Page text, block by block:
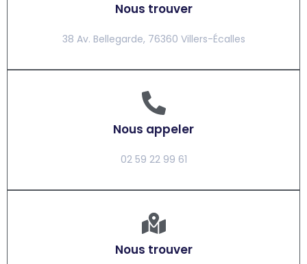
Nous trouver
38 Av. Bellegarde, 76360 Villers-Écalles
Nous appeler
02 59 22 99 61
Nous trouver